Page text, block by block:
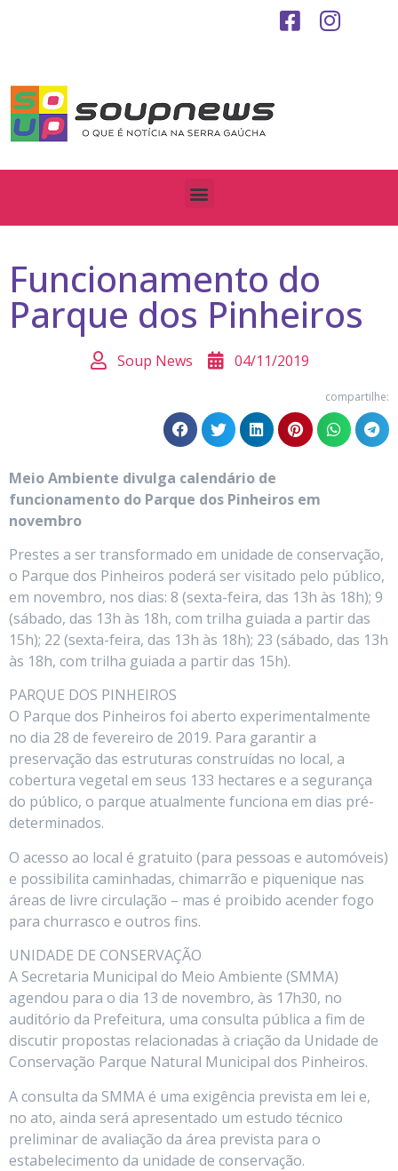
Funcionamento do
Parque dos Pinheiros
Soup News 04/11/2019
compartilhe:
Meio Ambiente divulga calendário de
funcionamento do Parque dos Pinheiros em
novembro
Prestes a ser transformado em unidade de conservação,
o Parque dos Pinheiros poderá ser visitado pelo público,
em novembro, nos dias: 8 (sexta-feira, das 13h às 18h); 9
(sábado, das 13h às 18h, com trilha guiada a partir das
15h); 22 (sexta-feira, das 13h às 18h); 23 (sábado, das 13h
às 18h, com trilha guiada a partir das 15h).
PARQUE DOS PINHEIROS
O Parque dos Pinheiros foi aberto experimentalmente
no dia 28 de fevereiro de 2019. Para garantir a
preservação das estruturas construídas no local, a
cobertura vegetal em seus 133 hectares e a segurança
do público, o parque atualmente funciona em dias pré-
determinados.
O acesso ao local é gratuito (para pessoas e automóveis)
e possibilita caminhadas, chimarrão e piquenique nas
áreas de livre circulação – mas é proibido acender fogo
para churrasco e outros fins.
UNIDADE DE CONSERVAÇÃO
A Secretaria Municipal do Meio Ambiente (SMMA)
agendou para o dia 13 de novembro, às 17h30, no
auditório da Prefeitura, uma consulta pública a fim de
discutir propostas relacionadas à criação da Unidade de
Conservação Parque Natural Municipal dos Pinheiros.
A consulta da SMMA é uma exigência prevista em lei e,
no ato, ainda será apresentado um estudo técnico
preliminar de avaliação da área prevista para o
estabelecimento da unidade de conservação.